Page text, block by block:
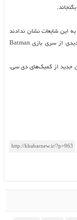
این شایعات نشان ندادند
اما پیش از این، رسما تایید شده بود که دیگر نسخه جدیدی از سری بازی Batman
جدید از کمیک‌های دی سی،